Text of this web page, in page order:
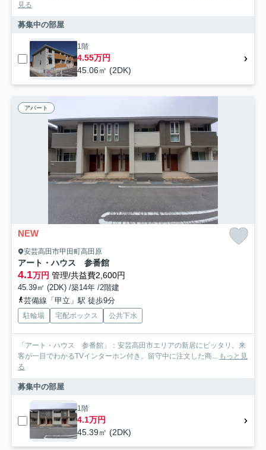
見る
募集中の部屋
1階
4.55万円
45.06㎡ (2DK)
アパート
NEW
安芸高田市甲田町高田原
アート・ハウス 参番館
4.1万円 管理/共益費2,600円
45.39㎡ (2DK) /築14年 /2階建
芸備線「甲立」駅 徒歩9分
駐輪場 宅配ボックス 公共下水
「アート・ハウス 参番館」：安芸高田市エリアの新居にピッタリ。来
客が一目でわかるTVインターホン付き。留守中に注文した商... もっと見
る
募集中の部屋
1階
4.1万円
45.39㎡ (2DK)